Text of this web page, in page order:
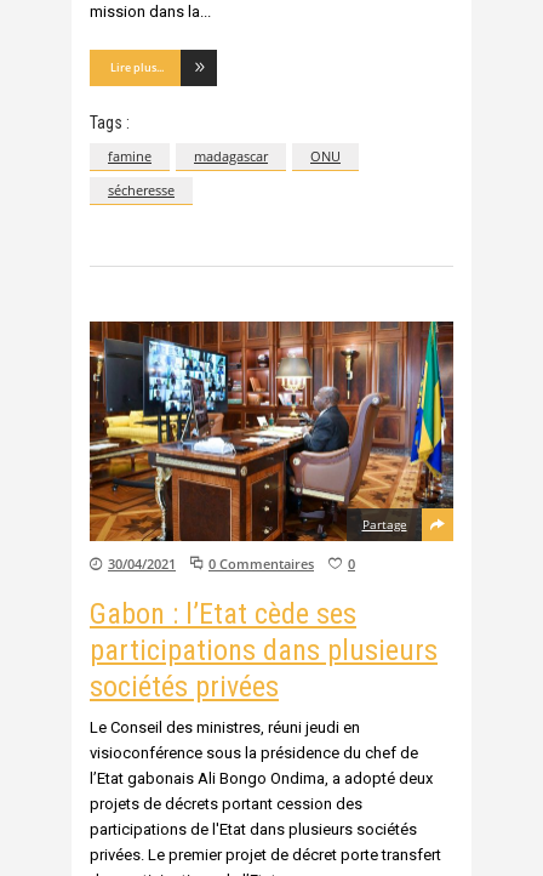
mission dans la
Lire plus...
Tags :
famine madagascar
ONU
sécheresse
Partage
30/04/2021 0 Commentaires 0
Gabon : l’Etat cède ses
participations dans plusieurs
sociétés privées
Le Conseil des ministres, réuni jeudi en
visioconférence sous la présidence du chef de
l’Etat gabonais Ali Bongo Ondima, a adopté deux
projets de décrets portant cession des
participations de l'Etat dans plusieurs sociétés
privées. Le premier projet de décret porte transfert